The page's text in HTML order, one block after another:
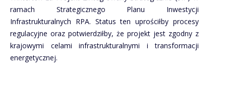
ramach Strategicznego Planu Inwestycji
Infrastrukturalnych RPA. Status ten uprościłby procesy
regulacyjne oraz potwierdziłby, że projekt jest zgodny z
krajowymi celami infrastrukturalnymi i transformacji
energetycznej.